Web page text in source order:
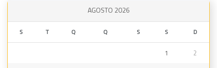
AGOSTO 2026
S T Q Q S S D
1 2